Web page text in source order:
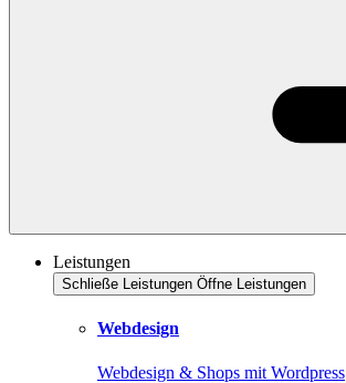
Leistungen
Schließe Leistungen Öffne Leistungen
Webdesign
Webdesign & Shops mit Wordpress